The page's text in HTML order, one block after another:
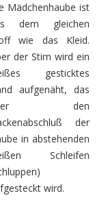
Mädchenhaube ist
dem gleichen
wie das Kleid.
der Stirn wird ein
gesticktes
aufgenäht, das
den
der
in abstehenden
Schleifen
wird.